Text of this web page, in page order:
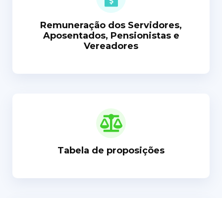
Remuneração dos Servidores,
Aposentados, Pensionistas e
Vereadores
Tabela de proposições